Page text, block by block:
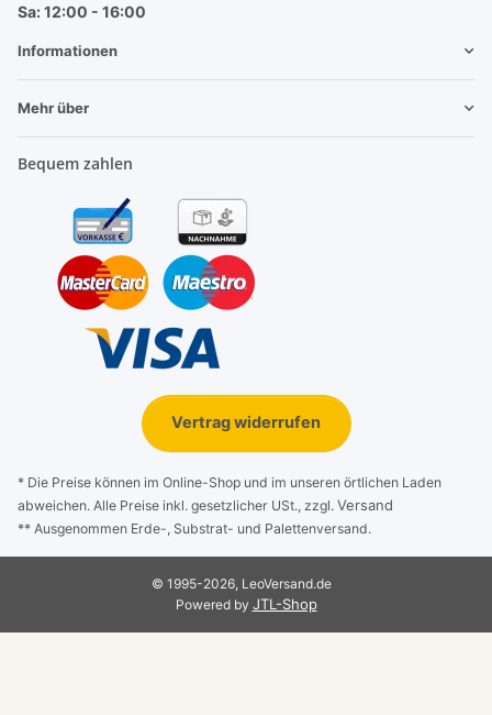
Sa: 12:00 - 16:00
Informationen
Mehr über
Bequem zahlen
Vertrag widerrufen
* Die Preise können im Online-Shop und im unseren örtlichen Laden
abweichen. Alle Preise inkl. gesetzlicher USt., zzgl. Versand
** Ausgenommen Erde-, Substrat- und Palettenversand.
© 1995-2026, LeoVersand.de
Powered by JTL-Shop